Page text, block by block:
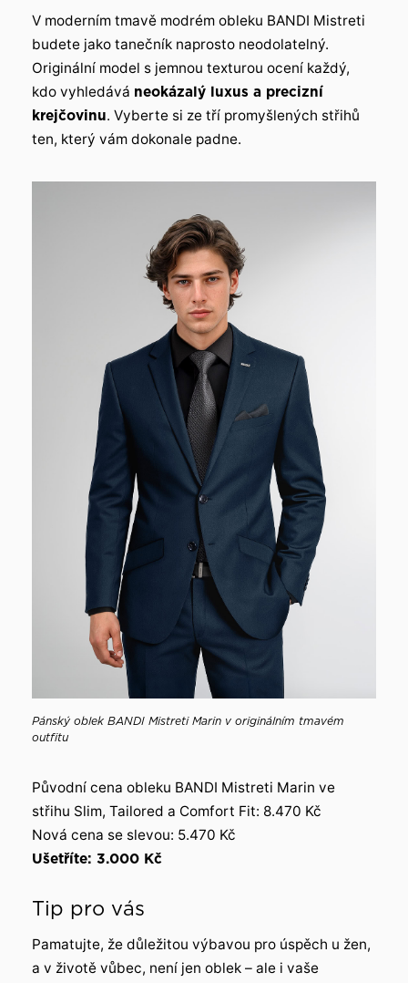
V moderním tmavě modrém obleku BANDI Mistreti
budete jako tanečník naprosto neodolatelný.
Originální model s jemnou texturou ocení každý,
kdo vyhledává neokázalý luxus a precizní
krejčovinu. Vyberte si ze tří promyšlených střihů
ten, který vám dokonale padne.
Pánský oblek BANDI Mistreti Marin v originálním tmavém
outfitu
Původní cena obleku BANDI Mistreti Marin ve
střihu Slim, Tailored a Comfort Fit: 8.470 Kč
Nová cena se slevou: 5.470 Kč
Ušetříte: 3.000 Kč
Tip pro vás
Pamatujte, že důležitou výbavou pro úspěch u žen,
a v životě vůbec, není jen oblek – ale i vaše